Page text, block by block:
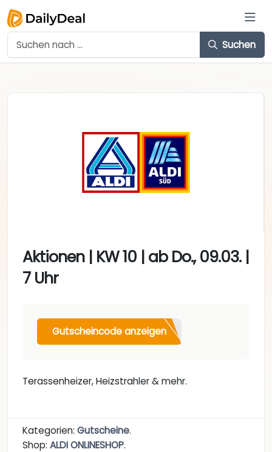
Suchen
Aktionen | KW 10 | ab Do., 09.03. |
7 Uhr
Gutscheincode anzeigen
Terassenheizer, Heizstrahler & mehr.
Kategorien: Gutscheine.
Shop: ALDI ONLINESHOP.